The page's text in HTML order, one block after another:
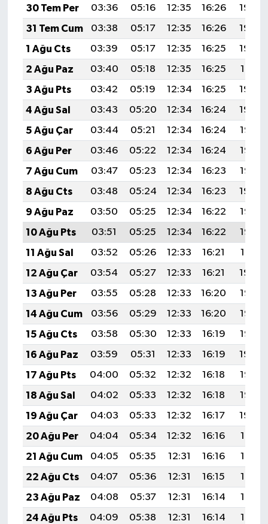
30 Tem Per
03:36 05:16 12:35 16:26
19:44
31 Tem Cum
03:38 05:17 12:35 16:26
19:43
1 Ağu Cts
03:39 05:17 12:35 16:25
19:42
2 Ağu Paz
03:40 05:18 12:35 16:25
19:41
3 Ağu Pts
03:42 05:19 12:34 16:25
19:40
4 Ağu Sal
03:43 05:20 12:34 16:24
19:39
5 Ağu Çar
03:44 05:21 12:34 16:24
19:38
6 Ağu Per
03:46 05:22 12:34 16:24
19:37
7 Ağu Cum
03:47 05:23 12:34 16:23
19:35
8 Ağu Cts
03:48 05:24 12:34 16:23
19:34
9 Ağu Paz
03:50 05:25 12:34 16:22
19:33
10 Ağu Pts
03:51 05:25 12:34 16:22
19:32
11 Ağu Sal
03:52 05:26 12:33 16:21
19:31
12 Ağu Çar
03:54 05:27 12:33 16:21
19:29
13 Ağu Per
03:55 05:28 12:33 16:20
19:28
14 Ağu Cum
03:56 05:29 12:33 16:20
19:27
15 Ağu Cts
03:58 05:30 12:33 16:19
19:26
16 Ağu Paz
03:59 05:31 12:33 16:19
19:24
17 Ağu Pts
04:00 05:32 12:32 16:18
19:23
18 Ağu Sal
04:02 05:33 12:32 16:18
19:22
19 Ağu Çar
04:03 05:33 12:32 16:17
19:20
20 Ağu Per
04:04 05:34 12:32 16:16
19:19
21 Ağu Cum
04:05 05:35 12:31 16:16
19:18
22 Ağu Cts
04:07 05:36 12:31 16:15
19:16
23 Ağu Paz
04:08 05:37 12:31 16:14
19:15
24 Ağu Pts
04:09 05:38 12:31 16:14
19:13